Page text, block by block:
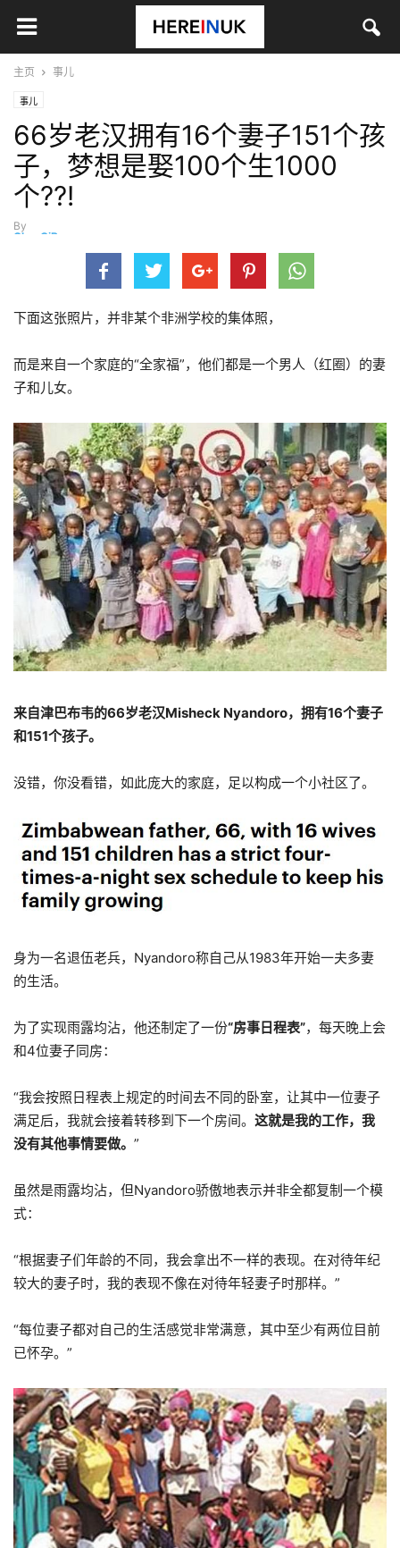
主页 事儿
事儿
66岁老汉拥有16个妻子151个孩
子，梦想是娶100个生1000
个??!
By
ChenQiBo
下面这张照片，并非某个非洲学校的集体照，
而是来自一个家庭的“全家福”，他们都是一个男人（红圈）的妻
子和儿女。
来自津巴布韦的66岁老汉Misheck Nyandoro，拥有16个妻子
和151个孩子。
没错，你没看错，如此庞大的家庭，足以构成一个小社区了。
身为一名退伍老兵，Nyandoro称自己从1983年开始一夫多妻
的生活。
为了实现雨露均沾，他还制定了一份“房事日程表”，每天晚上会
和4位妻子同房：
“我会按照日程表上规定的时间去不同的卧室，让其中一位妻子
满足后，我就会接着转移到下一个房间。 这就是我的工作，我
没有其他事情要做。 ”
虽然是雨露均沾，但Nyandoro骄傲地表示并非全都复制一个模
式：
“根据妻子们年龄的不同，我会拿出不一样的表现。在对待年纪
较大的妻子时，我的表现不像在对待年轻妻子时那样。”
“每位妻子都对自己的生活感觉非常满意，其中至少有两位目前
已怀孕。”